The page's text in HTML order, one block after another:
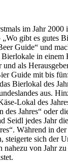
im Jahr 2000
gibt es gutes
Guide“ und
in einem
als
Guide mit bis
Bierlokal des
aus.
Lokal des
des Jahres“ oder
Seidl jedes Jahr
Während in
steigerte sich der
nahezu von Jahr